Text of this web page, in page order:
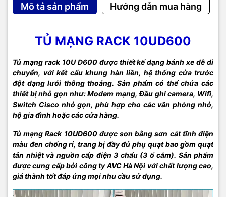
Mô tả sản phẩm Hướng dẫn mua hàng
TỦ MẠNG RACK 10UD600
Tủ mạng rack 10U D600 được thiết kế dạng bánh xe dễ di
chuyển, với kết cấu khung hàn liền, hệ thống cửa trước
đột dạng lưới thông thoáng. Sản phẩm có thể chứa các
thiết bị nhỏ gọn như: Modem mạng, Đầu ghi camera, Wifi,
Switch Cisco nhỏ gọn, phù hợp cho các văn phòng nhỏ,
hộ gia đình hoặc các cửa hàng.
Tủ mạng Rack 10UD600 được sơn bằng sơn cát tĩnh điện
màu đen chống rỉ, trang bị đầy đủ phụ quạt bao gồm quạt
tản nhiệt và nguồn cấp điện 3 chấu (3 ổ cắm). Sản phẩm
được cung cấp bởi công ty AVC Hà Nội với chất lượng cao,
giá thành tốt đáp ứng mọi nhu cầu sử dụng.